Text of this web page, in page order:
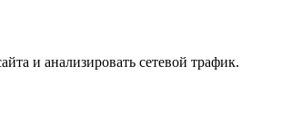
и анализировать сетевой трафик.